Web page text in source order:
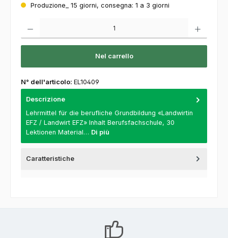
Produzione_ 15 giorni, consegna: 1 a 3 giorni
Nel carrello
N° dell'articolo: EL10409
Descrizione
Lehrmittel für die berufliche Grundbildung «Landwirtin
EFZ / Landwirt EFZ» Inhalt Berufsfachschule, 30
Lektionen Material… Di più
Caratteristiche